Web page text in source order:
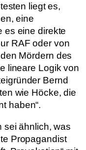
liegt es,
eine
es eine direkte
RAF oder von
Mördern des
lineare Logik von
Bernd
wie Höcke, die
haben“.
sei ähnlich, was
Propagandist